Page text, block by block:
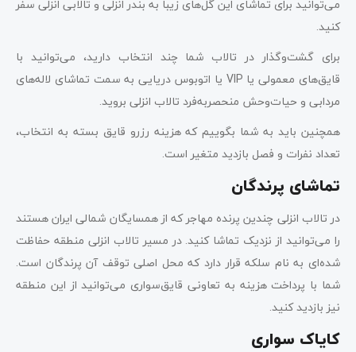
می‌توانید برای تماشای این گل‌های زیبا به بندر انزلی و تالابی انزلی سفر
کنید.
برای گشت‌وگذار در تالاب شما چند انتخاب دارید، می‌توانید با
قایق‌های معمولی یا VIP یا اتوبوس دریایی به سمت تماشای لاله‌های
مردابی و حیات‌وحش منحصربه‌فرد تالاب انزلی بروید.
همچنین باید به شما بگوییم که هزینه رزرو قایق بسته به انتخاب،
تعداد نفرات و فصل بازدید متغیر است.
تماشای پرندگان
در تالاب انزلی چندین پرنده مهاجر که از همسایگان شمالی ایران هستند
را می‌توانید از نزدیک تماشا کنید. در مسیر تالاب انزلی منطقه‌ حفاظت
شده‌ای به نام سلکه قرار دارد که محل اصلی توقف آن پرندگان است.
شما با پرداخت هزینه به تعاونی قایق‌سواری می‌توانید از این منطقه
نیز بازدید کنید.
کایاک سواری